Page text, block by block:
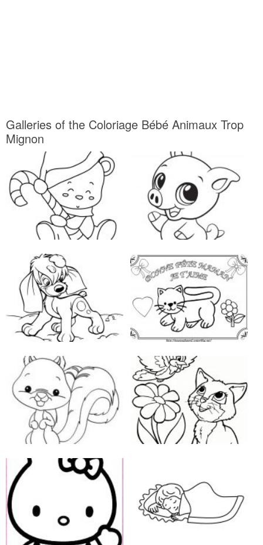
Galleries of the Coloriage Bébé Animaux Trop
Mignon